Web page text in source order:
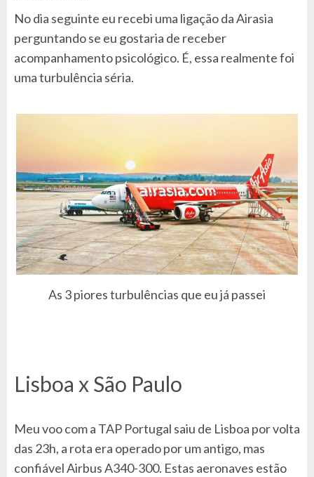
No dia seguinte eu recebi uma ligação da Airasia
perguntando se eu gostaria de receber
acompanhamento psicológico. É, essa realmente foi
uma turbulência séria.
As 3 piores turbulências que eu já passei
Lisboa x São Paulo
Meu voo com a TAP Portugal saiu de Lisboa por volta
das 23h, a rota era operado por um antigo, mas
confiável Airbus A340-300. Estas aeronaves estão